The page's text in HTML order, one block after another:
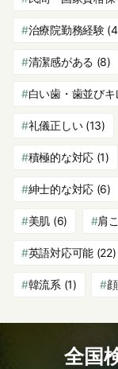
治療院勤務経験
清潔感がある (8)
白い歯・歯並びキ
礼儀正しい(13)
積極的な対応(1)
紳士的な対応(6)
美肌 (6) 肩
英語対応可能(22)
韓流系 (1)
全国